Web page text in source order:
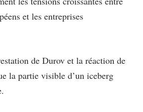
et les entreprises
de Durov et la réaction de
la partie visible d’un iceberg